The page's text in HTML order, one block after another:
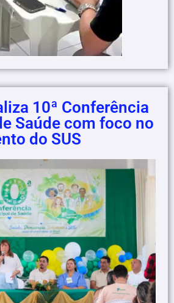
10ª Conferência
Saúde com foco no
do SUS